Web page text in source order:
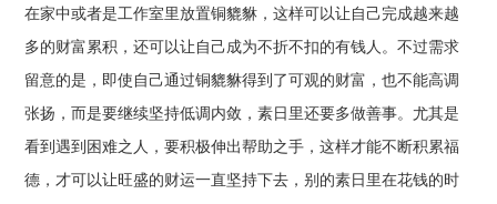
在家中或者是工作室里放置铜貔貅，这样可以让自己完成越来越
多的财富累积，还可以让自己成为不折不扣的有钱人。不过需求
留意的是，即使自己通过铜貔貅得到了可观的财富，也不能高调
张扬，而是要继续坚持低调内敛，素日里还要多做善事。尤其是
看到遇到困难之人，要积极伸出帮助之手，这样才能不断积累福
德，才可以让旺盛的财运一直坚持下去，别的素日里在花钱的时